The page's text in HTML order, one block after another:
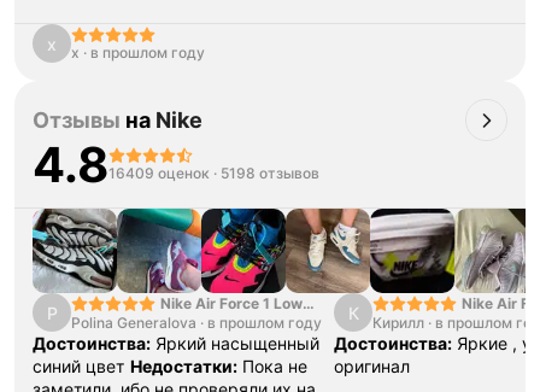
x x · в прошлом году
Отзывы на Nike
4.816409 оценок · 5198 отзывов
P
Nike Air Force 1 Low
College Pack White
Blue
Polina Generalova · в прошлом году
Достоинства: Яркий насыщенный
синий цвет Недостатки: Пока не
К
Nike Air
Yellow
Кирилл · в прошлом
Достоинства: Яркие ,
оригинал